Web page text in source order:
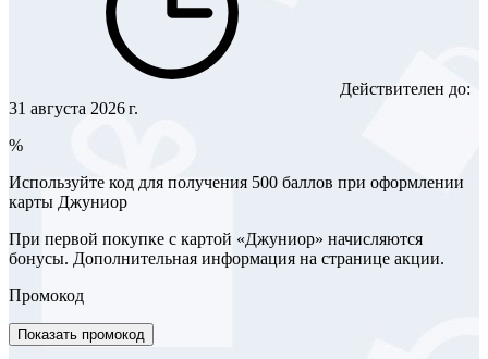
Действителен до:
31 августа 2026 г.
%
Используйте код для получения 500 баллов при оформлении
карты Джуниор
При первой покупке с картой «Джуниор» начисляются
бонусы. Дополнительная информация на странице акции.
Промокод
Показать промокод